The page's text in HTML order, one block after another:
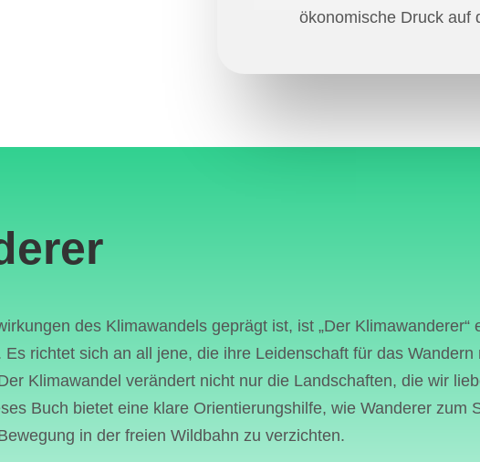
ökonomische Druck auf
zunimmt. Dieser Druck
für den Erhalt
ist der Ausbau von
erforderlich sind, um
Touristen zu
Unterkünfte, Straßen und
des Klimawandels geprägt ist, ist „Der Klimawanderer“
richtet sich an all jene, die ihre Leidenschaft für das
Klimawandel verändert nicht nur die Landschaften, die wir
Buch bietet eine klare Orientierungshilfe, wie Wanderer zum
in der freien Wildbahn zu verzichten.